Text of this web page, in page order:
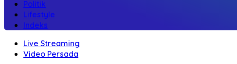
Politik
Lifestyle
Indeks
Live Streaming
Video Persada